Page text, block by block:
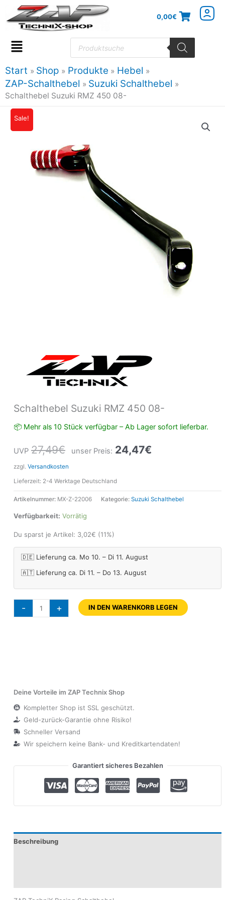
Inhalt
springen
0,00€
Flyout
Menu
Products
search
Start Shop Produkte
Hebel
ZAP-Schalthebel
Suzuki Schalthebel
Schalthebel Suzuki RMZ 450 08-
Sale!
Schalthebel Suzuki RMZ 450 08-
📦 Mehr als 10 Stück verfügbar – Ab Lager sofort lieferbar.
UVP 27,49€
war:
27,49€
unser Preis: 24,47€
zzgl. Versandkosten
Lieferzeit: 2-4 Werktage Deutschland
Artikelnummer: MX-Z-22006 Kategorie: Suzuki Schalthebel
Verfügbarkeit: Vorrätig
Du sparst je Artikel: 3,02€ (11%)
🇩🇪 Lieferung ca. Mo 10. – Di 11. August
🇦🇹 Lieferung ca. Di 11. – Do 13. August
-
Schalthebel
Suzuki
+ IN DEN WARENKORB LEGEN
Deine Vorteile im ZAP Technix Shop
Kompletter Shop ist SSL geschützt.
Geld-zurück-Garantie ohne Risiko!
Schneller Versand
Wir speichern keine Bank- und Kreditkartendaten!
Garantiert sicheres Bezahlen
Beschreibung